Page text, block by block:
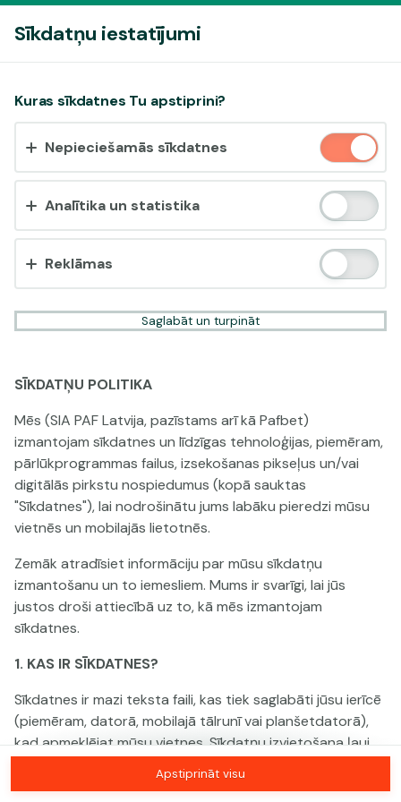
Šai spēlei nav pieejama demo versija. Lūdzu,
pieslēdzies, lai spēlētu ar īstu naudu.
Pieslēgties
Vai pieņemt sīkdatnes?
Šī vietne izmanto 3 dažādu veidu sīkdatnes: obligāti
nepieciešamās, analītikas un statistikas, reklāmas.
Apstiprināt visu
Sīkdatņu iestatījumi
Kuras sīkdatnes Tu apstiprini?
Nepieciešamās sīkdatnes
Analītika un statistika
Reklāmas
Saglabāt un turpināt
SĪKDATŅU POLITIKA
Mēs (SIA PAF Latvija, pazīstams arī kā Pafbet)
izmantojam sīkdatnes un līdzīgas tehnoloģijas, piemēram,
pārlūkprogrammas failus, izsekošanas pikseļus un/vai
digitālās pirkstu nospiedumus (kopā sauktas
"Sīkdatnes"), lai nodrošinātu jums labāku pieredzi mūsu
vietnēs un mobilajās lietotnēs.
Zemāk atradīsiet informāciju par mūsu sīkdatņu
izmantošanu un to iemesliem. Mums ir svarīgi, lai jūs
justos droši attiecībā uz to, kā mēs izmantojam
sīkdatnes.
1. KAS IR SĪKDATNES?
Sīkdatnes ir mazi teksta faili, kas tiek saglabāti jūsu ierīcē
(piemēram, datorā, mobilajā tālrunī vai planšetdatorā),
kad apmeklējat mūsu vietnes. Sīkdatņu izvietošana ļauj
mums jūs atpazīt un saprast, kā jūs izmantojat mūsu
vietnes, kas palīdz mums uzlabot jūsu pieredzi un
Apstiprināt visu